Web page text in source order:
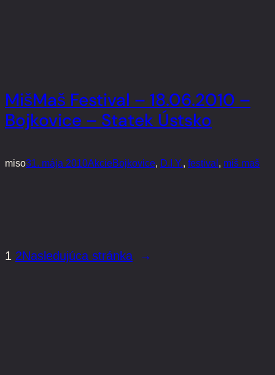
MišMaš Festival – 18.06.2010 –
Bojkovice – Statek Ústsko
miso31. mája 2010AkcieBojkovice, D.I.Y., festival , miš maš
1 2Nasledujúca stránka →